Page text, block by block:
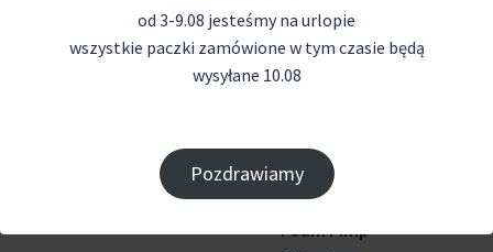
od 3-9.08 jesteśmy na urlopie
wszystkie paczki zamówione w tym czasie będą
wysyłane 10.08
Pozdrawiamy
Go To Shop
zł
Pianka
brwi i rzęs
przedłużanych
Super Hero
Foam Pimp